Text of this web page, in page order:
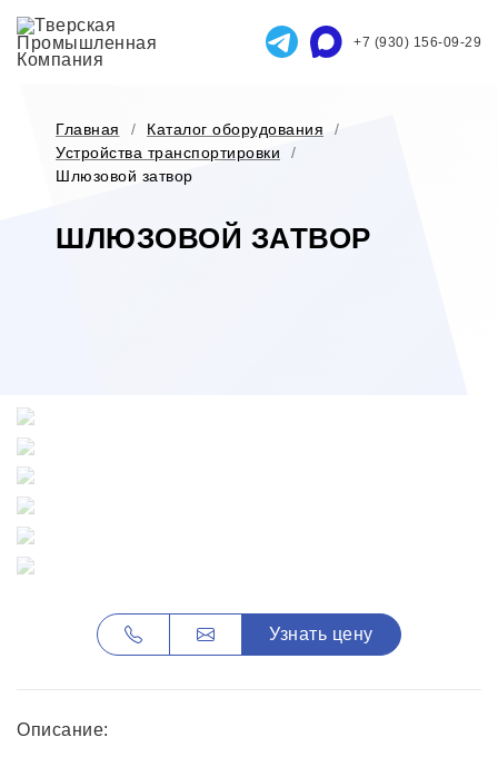
+7 (930) 156-09-29
Главная / Каталог оборудования
/
Устройства транспортировки
/
Шлюзовой затвор
ШЛЮЗОВОЙ ЗАТВОР
Узнать цену
Описание: